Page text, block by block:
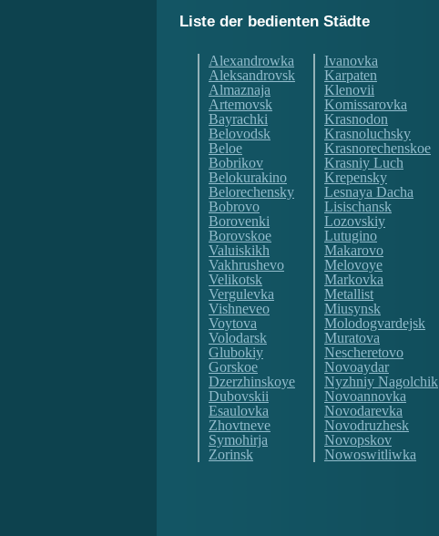
Liste der bedienten Städte
Alexandrowka
Aleksandrovsk
Almaznaja
Artemovsk
Bayrachki
Belovodsk
Beloe
Bobrikov
Belokurakino
Belorechensky
Bobrovo
Borovenki
Borovskoe
Valuiskikh
Vakhrushevo
Velikotsk
Vergulevka
Vishneveo
Voytova
Volodarsk
Glubokiy
Gorskoe
Dzerzhinskoye
Dubovskii
Esaulovka
Zhovtneve
Symohirja
Zorinsk
Ivanovka
Karpaten
Klenovii
Komissarovka
Krasnodon
Krasnoluchsky
Krasnorechenskoe
Krasniy Luch
Krepensky
Lesnaya Dacha
Lisischansk
Lozovskiy
Lutugino
Makarovo
Melovoye
Markovka
Metallist
Miusynsk
Molodogvardejsk
Muratova
Nescheretovo
Novoaydar
Nyzhniy Nagolchik
Novoannovka
Novodarevka
Novodruzhesk
Novopskov
Nowoswitliwka